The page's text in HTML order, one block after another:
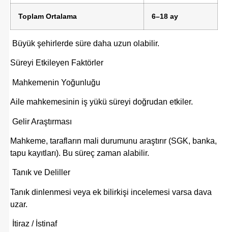
Toplam Ortalama 6–18 ay
Büyük şehirlerde süre daha uzun olabilir.
Süreyi Etkileyen Faktörler
Mahkemenin Yoğunluğu
Aile mahkemesinin iş yükü süreyi doğrudan etkiler.
Gelir Araştırması
Mahkeme, tarafların mali durumunu araştırır (SGK, banka,
tapu kayıtları). Bu süreç zaman alabilir.
Tanık ve Deliller
Tanık dinlenmesi veya ek bilirkişi incelemesi varsa dava
uzar.
İtiraz / İstinaf